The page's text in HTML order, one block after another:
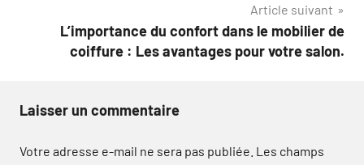
Article suivant
L’importance du confort dans le mobilier de
coiffure : Les avantages pour votre salon.
Laisser un commentaire
Votre adresse e-mail ne sera pas publiée. Les champs